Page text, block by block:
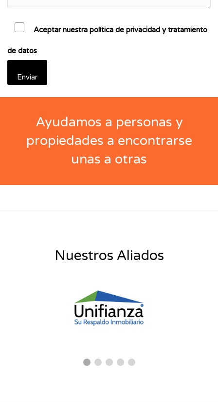
Aceptar nuestra política de privacidad y tratamiento
de datos
Ayudamos a personas y
propiedades a encontrarse
unas a otras
Nuestros Aliados